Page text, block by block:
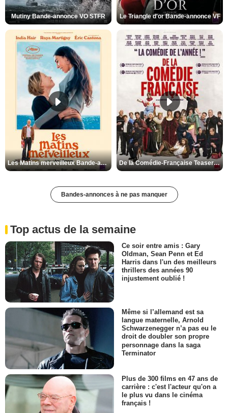
Mutiny Bande-annonce VO STFR Le Triangle d'or Bande-annonce VF
Les Matins merveilleux Bande-annonce VF De la Comédie-Française Teaser VF
Bandes-annonces à ne pas manquer
Top actus de la semaine
Ce soir entre amis : Gary
Oldman, Sean Penn et Ed
Harris dans l'un des meilleurs
thrillers des années 90
injustement oublié !
Même si l’allemand est sa
langue maternelle, Arnold
Schwarzenegger n’a pas eu le
droit de doubler son propre
personnage dans la saga
Terminator
Plus de 300 films en 47 ans de
carrière : c'est l'acteur qu'on a
le plus vu dans le cinéma
français !